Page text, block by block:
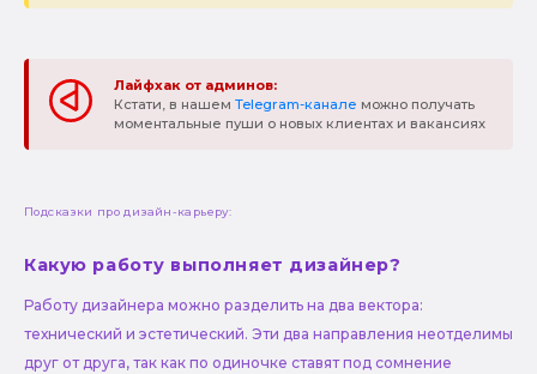
Лайфхак от админов:
Кстати, в нашем Telegram-канале можно получать
моментальные пуши о новых клиентах и вакансиях
Подсказки про дизайн-карьеру:
Какую работу выполняет дизайнер?
Работу дизайнера можно разделить на два вектора:
технический и эстетический. Эти два направления неотделимы
друг от друга, так как по одиночке ставят под сомнение